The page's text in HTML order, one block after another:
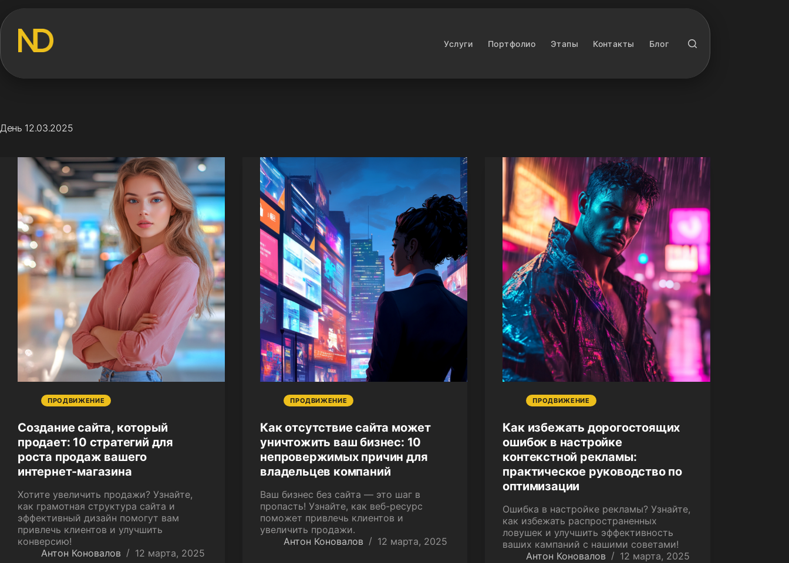
к
сути
Услуги Портфолио Этапы Контакты Блог
День 12.03.2025
ПРОДВИЖЕНИЕ
Создание сайта, который
продает: 10 стратегий для
роста продаж вашего
интернет-магазина
Хотите увеличить продажи? Узнайте,
как грамотная структура сайта и
эффективный дизайн помогут вам
привлечь клиентов и улучшить
конверсию!
Антон Коновалов
12 марта, 2025
ПРОДВИЖЕНИЕ
Как отсутствие сайта может
уничтожить ваш бизнес: 10
непровержимых причин для
владельцев компаний
Ваш бизнес без сайта — это шаг в
пропасть! Узнайте, как веб-ресурс
поможет привлечь клиентов и
увеличить продажи.
Антон Коновалов
12 марта, 2025
ПРОДВИЖЕНИЕ
Как избежать дорогостоящих
ошибок в настройке
контекстной рекламы:
практическое руководство по
оптимизации
Ошибка в настройке рекламы? Узнайте,
как избежать распространенных
ловушек и улучшить эффективность
ваших кампаний с нашими советами!
Антон Коновалов
12 марта, 2025